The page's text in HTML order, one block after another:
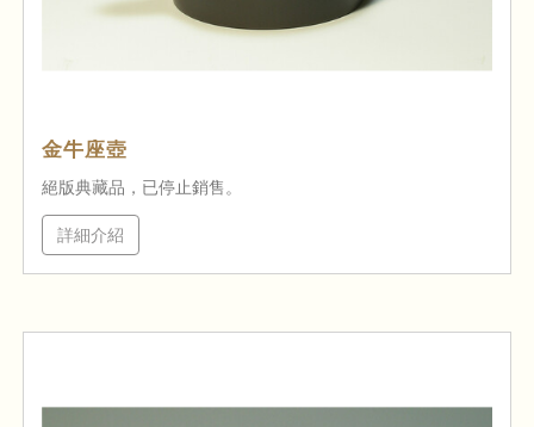
金牛座壺
絕版典藏品，已停止銷售。
詳細介紹